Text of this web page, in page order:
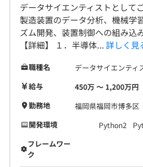
データサイエンティストとして
製造装置のデータ分析、機械学
ズム開発、装置制御への組み込
【詳細】 １．半導体... 詳しく見
職種名
データサイエンティ
給与
450万 〜 1,200万円
勤務地
福岡県福岡市博多区
開発環境
Python2
フレームワー
ク